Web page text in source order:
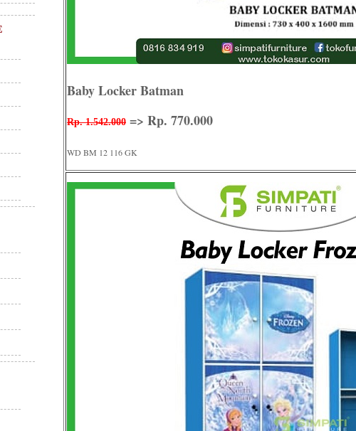
Baby Locker Batman
Rp. 1.542.000 => Rp. 770.000
WD BM 12 116 GK